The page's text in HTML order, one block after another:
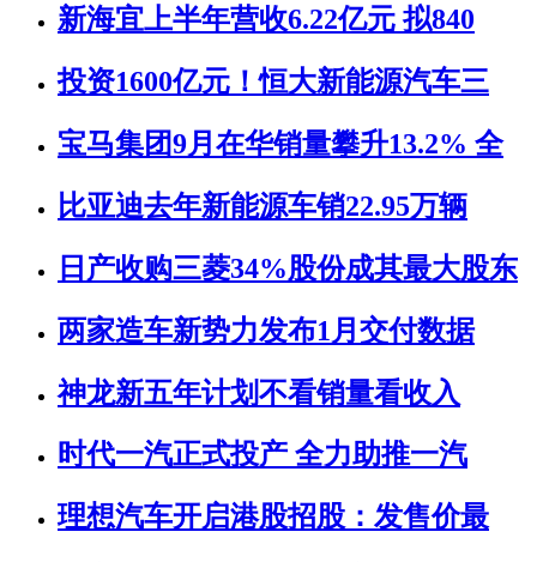
新海宜上半年营收6.22亿元 拟840
投资1600亿元！恒大新能源汽车三
宝马集团9月在华销量攀升13.2% 全
比亚迪去年新能源车销22.95万辆
日产收购三菱34%股份成其最大股东
两家造车新势力发布1月交付数据
神龙新五年计划不看销量看收入
时代一汽正式投产 全力助推一汽
理想汽车开启港股招股：发售价最